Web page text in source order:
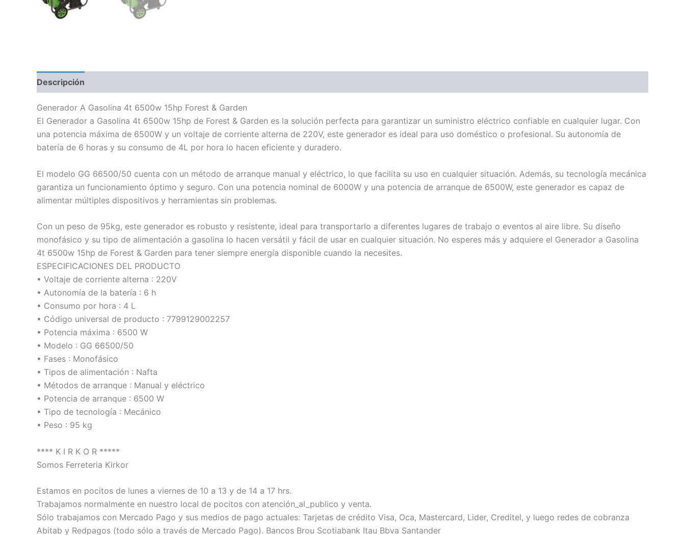
Descripción
Generador A Gasolina 4t 6500w 15hp Forest & Garden
El Generador a Gasolina 4t 6500w 15hp de Forest & Garden es la solución perfecta para garantizar un suministro eléctrico confiable en cualquier lugar. Con
una potencia máxima de 6500W y un voltaje de corriente alterna de 220V, este generador es ideal para uso doméstico o profesional. Su autonomía de
batería de 6 horas y su consumo de 4L por hora lo hacen eficiente y duradero.
El modelo GG 66500/50 cuenta con un método de arranque manual y eléctrico, lo que facilita su uso en cualquier situación. Además, su tecnología mecánica
garantiza un funcionamiento óptimo y seguro. Con una potencia nominal de 6000W y una potencia de arranque de 6500W, este generador es capaz de
alimentar múltiples dispositivos y herramientas sin problemas.
Con un peso de 95kg, este generador es robusto y resistente, ideal para transportarlo a diferentes lugares de trabajo o eventos al aire libre. Su diseño
monofásico y su tipo de alimentación a gasolina lo hacen versátil y fácil de usar en cualquier situación. No esperes más y adquiere el Generador a Gasolina
4t 6500w 15hp de Forest & Garden para tener siempre energía disponible cuando la necesites.
ESPECIFICACIONES DEL PRODUCTO
• Voltaje de corriente alterna : 220V
• Autonomía de la batería : 6 h
• Consumo por hora : 4 L
• Código universal de producto : 7799129002257
• Potencia máxima : 6500 W
• Modelo : GG 66500/50
• Fases : Monofásico
• Tipos de alimentación : Nafta
• Métodos de arranque : Manual y eléctrico
• Potencia de arranque : 6500 W
• Tipo de tecnología : Mecánico
• Peso : 95 kg
**** K I R K O R *****
Somos Ferreteria Kirkor
Estamos en pocitos de lunes a viernes de 10 a 13 y de 14 a 17 hrs.
Trabajamos normalmente en nuestro local de pocitos con atención_al_publico y venta.
Sólo trabajamos con Mercado Pago y sus medios de pago actuales: Tarjetas de crédito Visa, Oca, Mastercard, Lider, Creditel, y luego redes de cobranza
Abitab y Redpagos (todo sólo a través de Mercado Pago). Bancos Brou Scotiabank Itau Bbva Santander